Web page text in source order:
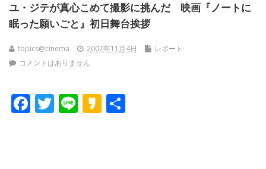
ユ・ジテが真心こめて撮影に挑んだ 映画『ノートに
眠った願いごと』初日舞台挨拶
topics@cinema 2007年11月4日
レポート
コメントはありません
F T Li K